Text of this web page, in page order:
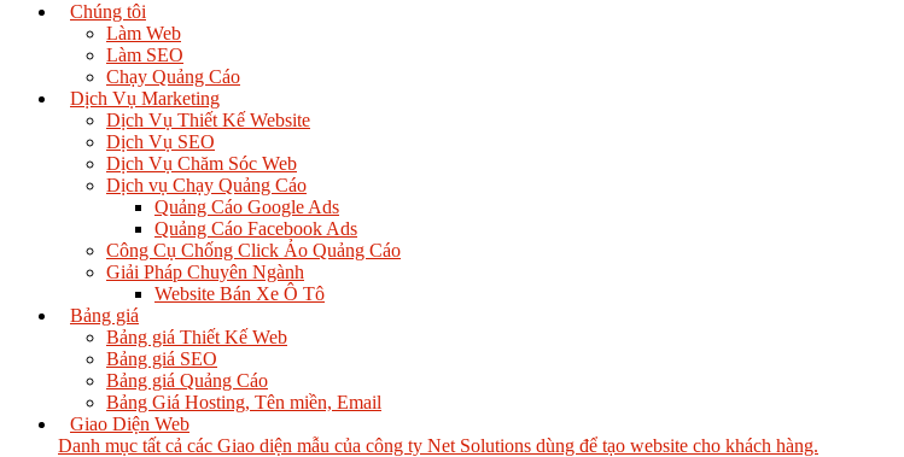
Chúng tôi
Làm Web
Làm SEO
Chạy Quảng Cáo
Dịch Vụ Marketing
Dịch Vụ Thiết Kế Website
Dịch Vụ SEO
Dịch Vụ Chăm Sóc Web
Dịch vụ Chạy Quảng Cáo
Quảng Cáo Google Ads
Quảng Cáo Facebook Ads
Công Cụ Chống Click Ảo Quảng Cáo
Giải Pháp Chuyên Ngành
Website Bán Xe Ô Tô
Bảng giá
Bảng giá Thiết Kế Web
Bảng giá SEO
Bảng giá Quảng Cáo
Bảng Giá Hosting, Tên miền, Email
Giao Diện Web
Danh mục tất cả các Giao diện mẫu của công ty Net Solutions dùng để tạo website cho khách hàng.